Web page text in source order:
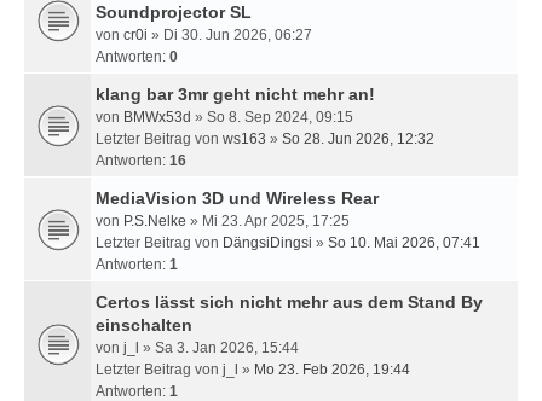
Soundprojector SL
von cr0i » Di 30. Jun 2026, 06:27
Antworten: 0
klang bar 3mr geht nicht mehr an!
von BMWx53d » So 8. Sep 2024, 09:15
Letzter Beitrag von ws163 » So 28. Jun 2026, 12:32
Antworten: 16
MediaVision 3D und Wireless Rear
von P.S.Nelke » Mi 23. Apr 2025, 17:25
Letzter Beitrag von DängsiDingsi » So 10. Mai 2026, 07:41
Antworten: 1
Certos lässt sich nicht mehr aus dem Stand By
einschalten
von j_l
» Sa 3. Jan 2026, 15:44
Letzter Beitrag von j_l » Mo 23. Feb 2026, 19:44
Antworten: 1